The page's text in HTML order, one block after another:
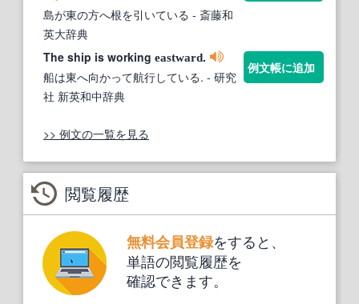
島が東の方へ根を引いている - 斎藤和
英大辞典
The ship is working eastward.
船は東へ向かって航行している. - 研究
社 新英和中辞典
例文帳に追加
>> 例文の一覧を見る
閲覧履歴
無料会員登録をすると、
単語の閲覧履歴を
確認できます。